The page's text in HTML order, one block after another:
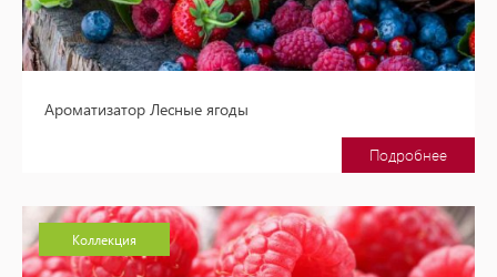
Ароматизатор Лесные ягоды
Подробнее
Коллекция